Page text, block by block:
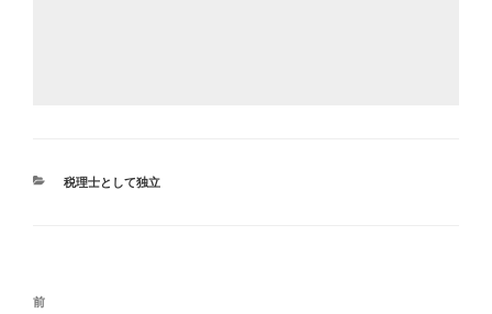
カ
税理士として独立
投
前
前